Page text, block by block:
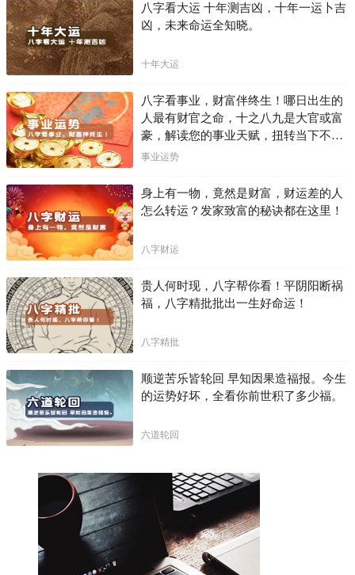
八字看大运 十年测吉凶，十年一运卜吉
凶，未来命运全知晓。
十年大运
八字看事业，财富伴终生！哪日出生的
人最有财官之命，十之八九是大官或富
豪，解读您的事业天赋，扭转当下不利
困局！！
事业运势
身上有一物，竟然是财富，财运差的人
怎么转运？发家致富的秘诀都在这里！
八字财运
贵人何时现，八字帮你看！平阴阳断祸
福，八字精批批出一生好命运！
八字精批
顺逆苦乐皆轮回 早知因果造福报。今生
的运势好坏，全看你前世积了多少福。
六道轮回